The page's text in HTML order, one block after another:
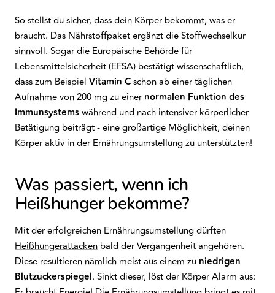
So stellst du sicher, dass dein Körper bekommt, was er
braucht. Das Nährstoffpaket ergänzt die Stoffwechselkur
sinnvoll. Sogar die Europäische Behörde für
Lebensmittelsicherheit(EFSA) bestätigt wissenschaftlich,
dass zum Beispiel Vitamin Cschon ab einer täglichen
Aufnahme von 200 mg zu einer normalen Funktion des
Immunsystemswährend und nach intensiver körperlicher
Betätigung beiträgt - eine großartige Möglichkeit, deinen
Körper aktiv in der Ernährungsumstellung zu unterstützten!
Was passiert, wenn ich
Heißhunger bekomme?
Mit der erfolgreichen Ernährungsumstellung dürften
Heißhungerattacken bald der Vergangenheit angehören.
Diese resultieren nämlich meist aus einem zu niedrigen
Blutzuckerspiegel. Sinkt dieser, löst der Körper Alarm aus: